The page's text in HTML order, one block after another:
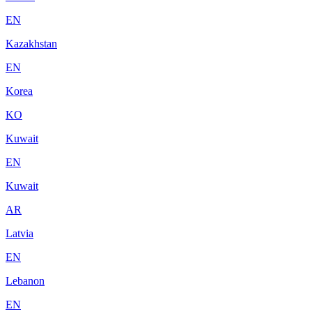
EN
Kazakhstan
EN
Korea
KO
Kuwait
EN
Kuwait
AR
Latvia
EN
Lebanon
EN